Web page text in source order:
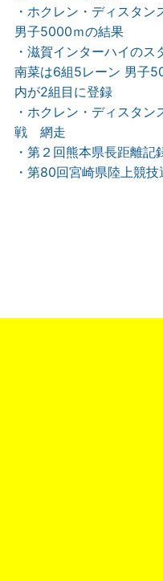
・ホクレン・ディスタ
男子5000ｍの結果
・滋賀インターハイの
南菜は6組5レーン 男子
内が2組目に登録
・ホクレン・ディスタ
戦 網走
・第２回熊本県長距離
・第80回宮崎県陸上競